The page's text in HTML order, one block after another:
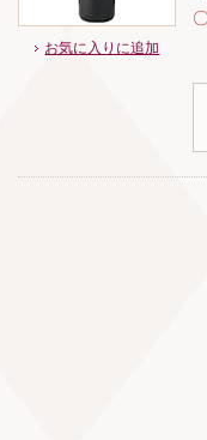
お気に入りに追加